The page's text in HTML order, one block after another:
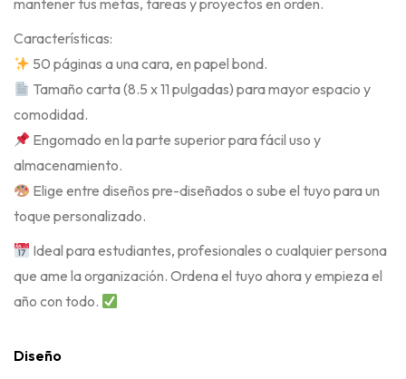
mantener tus metas, tareas y proyectos en orden.
Características:
50 páginas a una cara, en papel bond.
Tamaño carta (8.5 x 11 pulgadas) para mayor espacio y
comodidad.
Engomado en la parte superior para fácil uso y
almacenamiento.
Elige entre diseños pre-diseñados o sube el tuyo para un
toque personalizado.
Ideal para estudiantes, profesionales o cualquier persona
que ame la organización. Ordena el tuyo ahora y empieza el
año con todo.
Diseño